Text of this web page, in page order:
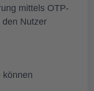
mittels OTP-
Nutzer
können